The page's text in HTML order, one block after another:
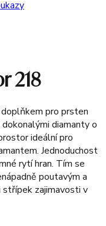
218
pro prsten
diamanty o
ideální pro
Jednoduchost
rytí hran. Tím se
poutavým a
střípek zajimavosti v